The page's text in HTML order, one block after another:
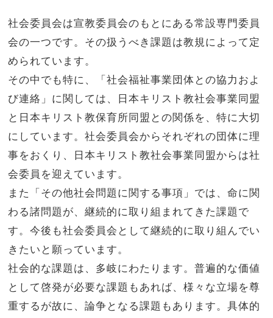
社会委員会は宣教委員会のもとにある常設専門委員
会の一つです。その扱うべき課題は教規によって定
められています。
その中でも特に、「社会福祉事業団体との協力およ
び連絡」に関しては、日本キリスト教社会事業同盟
と日本キリスト教保育所同盟との関係を、特に大切
にしています。社会委員会からそれぞれの団体に理
事をおくり、日本キリスト教社会事業同盟からは社
会委員を迎えています。
また「その他社会問題に関する事項」では、命に関
わる諸問題が、継続的に取り組まれてきた課題で
す。今後も社会委員会として継続的に取り組んでい
きたいと願っています。
社会的な課題は、多岐にわたります。普遍的な価値
として啓発が必要な課題もあれば、様々な立場を尊
重するが故に、論争となる課題もあります。具体的